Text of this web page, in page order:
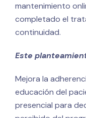
mantenimiento
completado el
continuidad.
Este
Mejora la
educación del
presencial para